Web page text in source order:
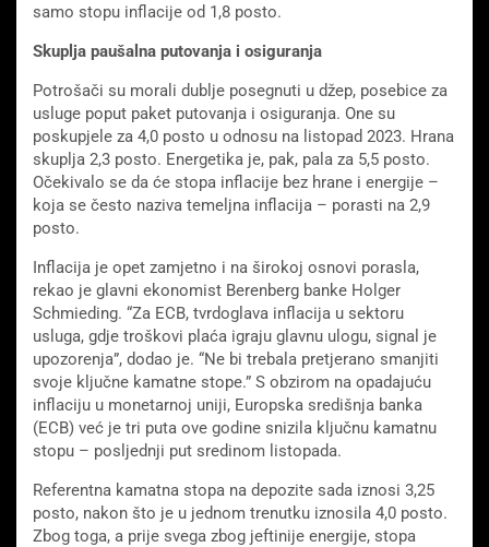
samo stopu inflacije od 1,8 posto.
Skuplja paušalna putovanja i osiguranja
Potrošači su morali dublje posegnuti u džep, posebice za
usluge poput paket putovanja i osiguranja. One su
poskupjele za 4,0 posto u odnosu na listopad 2023. Hrana
skuplja 2,3 posto. Energetika je, pak, pala za 5,5 posto.
Očekivalo se da će stopa inflacije bez hrane i energije –
koja se često naziva temeljna inflacija – porasti na 2,9
posto.
Inflacija je opet zamjetno i na širokoj osnovi porasla,
rekao je glavni ekonomist Berenberg banke Holger
Schmieding. “Za ECB, tvrdoglava inflacija u sektoru
usluga, gdje troškovi plaća igraju glavnu ulogu, signal je
upozorenja”, dodao je. “Ne bi trebala pretjerano smanjiti
svoje ključne kamatne stope.” S obzirom na opadajuću
inflaciju u monetarnoj uniji, Europska središnja banka
(ECB) već je tri puta ove godine snizila ključnu kamatnu
stopu – posljednji put sredinom listopada.
Referentna kamatna stopa na depozite sada iznosi 3,25
posto, nakon što je u jednom trenutku iznosila 4,0 posto.
Zbog toga, a prije svega zbog jeftinije energije, stopa